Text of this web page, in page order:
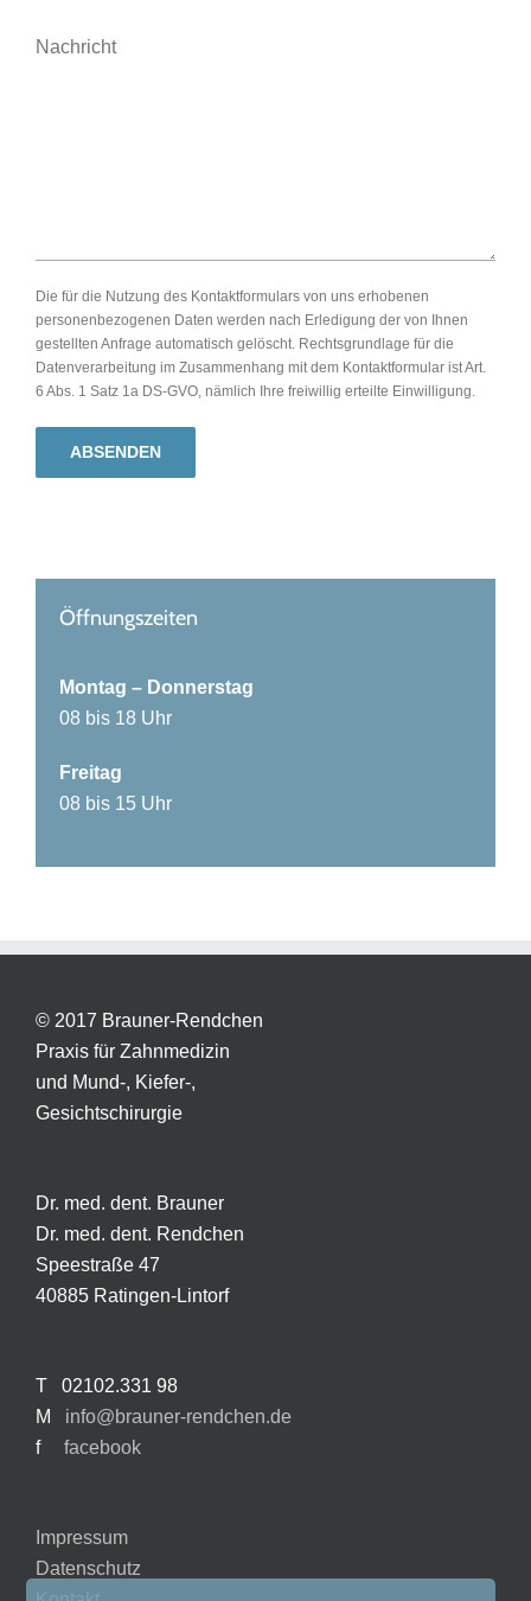
Nachricht
Die für die Nutzung des Kontaktformulars von uns erhobenen
personenbezogenen Daten werden nach Erledigung der von Ihnen
gestellten Anfrage automatisch gelöscht. Rechtsgrundlage für die
Datenverarbeitung im Zusammenhang mit dem Kontaktformular ist Art.
6 Abs. 1 Satz 1a DS-GVO, nämlich Ihre freiwillig erteilte Einwilligung.
Öffnungszeiten
Montag – Donnerstag
08 bis 18 Uhr
Freitag
08 bis 15 Uhr
© 2017 Brauner-Rendchen
Praxis für Zahnmedizin
und Mund-, Kiefer-,
Gesichtschirurgie
Dr. med. dent. Brauner
Dr. med. dent. Rendchen
Speestraße 47
40885 Ratingen-Lintorf
T 02102.331 98
M info@brauner-rendchen.de
f facebook
Impressum
Datenschutz